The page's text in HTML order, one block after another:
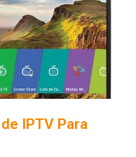
IPTV Para